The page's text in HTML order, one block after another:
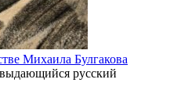
Михаила Булгакова
русский